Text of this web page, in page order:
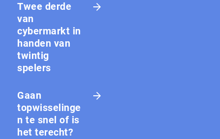
Twee derde
van
cybermarkt in
handen van
twintig
spelers
Gaan
topwisselinge
n te snel of is
het terecht?